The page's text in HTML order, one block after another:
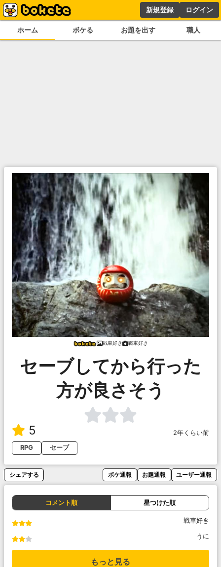
新規登録 ログイン
ホーム ボケる お題を出す 職人
戦車好き 戦車好き
セーブしてから行った
方が良さそう
5
2年くらい前
RPG
セーブ
シェアする ボケ通報 お題通報 ユーザー通報
コメント順 星つけた順
戦車好き
うに
もっと見る